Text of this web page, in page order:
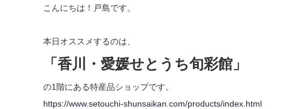
こんにちは！戸島です。
本日オススメするのは、
「香川・愛媛せとうち旬彩館」
の1階にある特産品ショップです。
https://www.setouchi-shunsaikan.com/products/index.html